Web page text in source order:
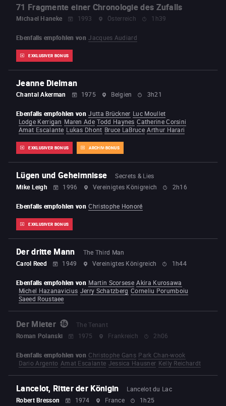
71 Fragmente einer Chronologie des Zufalls
Michael Haneke 1993 Österreich 1h39
EXKLUSIVER BONUS
Ebenfalls empfohlen von Jacques Audiard
Jeanne Dielman
Chantal Akerman 1975 Belgien 3h21
EXKLUSIVER BONUS ARCHIV-BONUS
Ebenfalls empfohlen von Jutta Brückner Luc Moullet
Lodge Kerrigan Maren Ade Todd Haynes Catherine Corsini
Amat Escalante Lukas Dhont Bruce LaBruce Arthur Harari
Lügen und Geheimnisse
Secrets & Lies
Mike Leigh
1996 Vereinigtes Königreich 2h16
EXKLUSIVER BONUS
Ebenfalls empfohlen von Christophe Honoré
Der dritte Mann
The Third Man
Carol Reed
1949 Vereinigtes Königreich 1h44
Ebenfalls empfohlen von Martin Scorsese Akira Kurosawa
Michel Hazanavicius Jerry Schatzberg Corneliu Porumboiu
Saeed Roustaee
Der Mieter
The Tenant
Roman Polanski
1975 Frankreich 2h06
Ebenfalls empfohlen von Christophe Gans Park Chan-wook
Dario Argento Amat Escalante Jessica Hausner Kelly Reichardt
Lancelot, Ritter der Königin
Lancelot du Lac
Robert Bresson
1974 France 1h25